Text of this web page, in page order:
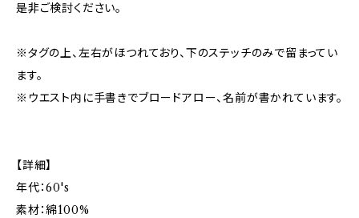
是非ご検討ください。
※タグの上、左右がほつれており、下のステッチのみで留まってい
ます。
※ウエスト内に手書きでブロードアロー、名前が書かれています。
【詳細】
年代：60's
素材：綿100%